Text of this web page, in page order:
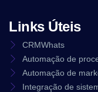
Links Úteis
CRMWhats
Automação de
Automação de
Integração de